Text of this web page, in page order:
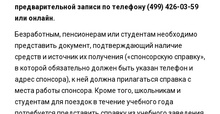
предварительной записи по телефону (499) 426-03-59
или онлайн.
Безработным, пенсионерам или студентам необходимо
представить документ, подтверждающий наличие
средств и источник их получения («спонсорскую справку»,
в которой обязательно должен быть указан телефон и
адрес спонсора), к ней должна прилагаться справка с
места работы спонсора. Кроме того, школьникам и
студентам для поездок в течение учебного года